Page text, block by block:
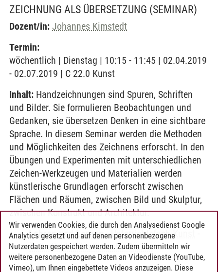
ZEICHNUNG ALS ÜBERSETZUNG (SEMINAR)
Dozent/in: Johannes Kimstedt
Termin:
wöchentlich | Dienstag | 10:15 - 11:45 | 02.04.2019
- 02.07.2019 | C 22.0 Kunst
Inhalt: Handzeichnungen sind Spuren, Schriften
und Bilder. Sie formulieren Beobachtungen und
Gedanken, sie übersetzen Denken in eine sichtbare
Sprache. In diesem Seminar werden die Methoden
und Möglichkeiten des Zeichnens erforscht. In den
Übungen und Experimenten mit unterschiedlichen
Zeichen-Werkzeugen und Materialien werden
künstlerische Grundlagen erforscht zwischen
Flächen und Räumen, zwischen Bild und Skulptur,
zwischen Konstrukt und Architektur.
Lehren und Lernen-Unterrichtsfach Kunst
Ästhetisch-Künstlerische Praxis
Wir verwenden Cookies, die durch den Analysedienst Google
Analytics gesetzt und auf denen personenbezogene
Nutzerdaten gespeichert werden. Zudem übermitteln wir
weitere personenbezogene Daten an Videodienste (YouTube,
Vimeo), um Ihnen eingebettete Videos anzuzeigen. Diese